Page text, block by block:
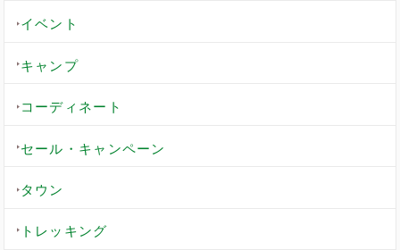
イベント
キャンプ
コーディネート
セール・キャンペーン
タウン
トレッキング